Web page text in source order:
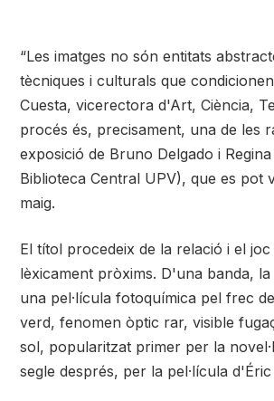
“Les imatges no són entitats
tècniques i culturals que
Cuesta, vicerectora d'Art, Ciència,
procés és, precisament, una de les
exposició de Bruno Delgado i
Biblioteca Central UPV), que es pot
maig.
El títol procedeix de la relació i el
lèxicament pròxims. D'una banda,
una pel·lícula fotoquímica pel frec
verd, fenomen òptic rar, visible
sol, popularitzat primer per la
segle després, per la pel·lícula